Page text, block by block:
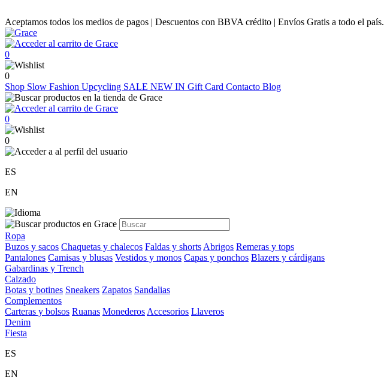
Aceptamos todos los medios de pagos | Descuentos con BBVA crédito | Envíos Gratis a todo el país.
0
0
Shop Slow Fashion Upcycling SALE NEW IN Gift Card Contacto Blog
0
0
ES
EN
Ropa
Buzos y sacos Chaquetas y chalecos Faldas y shorts Abrigos Remeras y tops
Pantalones Camisas y blusas Vestidos y monos Capas y ponchos Blazers y cárdigans
Gabardinas y Trench
Calzado
Botas y botines Sneakers Zapatos Sandalias
Complementos
Carteras y bolsos Ruanas Monederos Accesorios Llaveros
Denim
Fiesta
ES
EN